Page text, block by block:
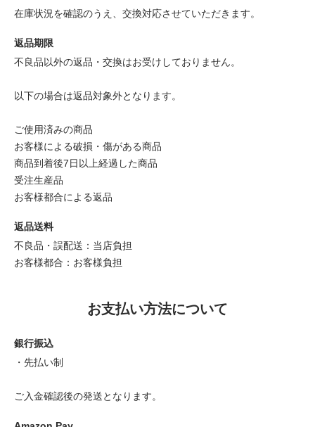
在庫状況を確認のうえ、交換対応させていただきます。
返品期限
不良品以外の返品・交換はお受けしておりません。
以下の場合は返品対象外となります。
ご使用済みの商品
お客様による破損・傷がある商品
商品到着後7日以上経過した商品
受注生産品
お客様都合による返品
返品送料
不良品・誤配送：当店負担
お客様都合：お客様負担
お支払い方法について
銀行振込
・先払い制
ご入金確認後の発送となります。